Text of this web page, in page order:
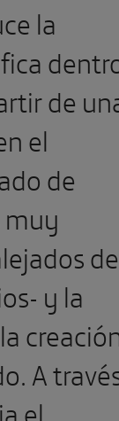
la
de
el
de
muy
de
y la
A
el